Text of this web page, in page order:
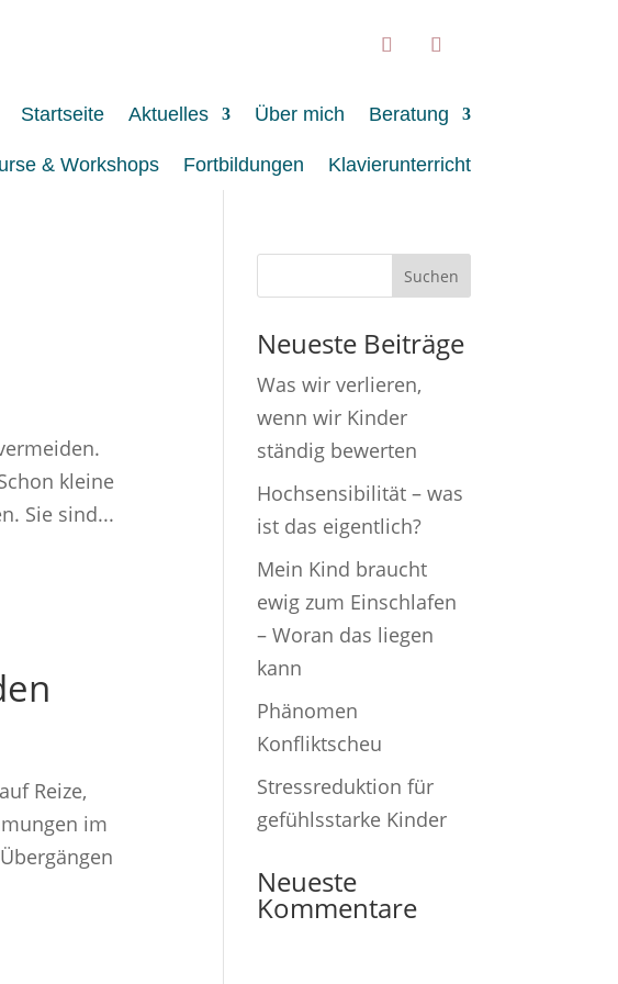
Startseite Aktuelles Über mich Beratung
& Workshops Fortbildungen Klavierunterricht
kleine
Sie sind...
Reize,
im
Neueste Beiträge
Was wir verlieren,
wenn wir Kinder
ständig bewerten
Hochsensibilität – was
ist das eigentlich?
Mein Kind braucht
ewig zum Einschlafen
– Woran das liegen
kann
Phänomen
Konfliktscheu
Stressreduktion für
gefühlsstarke Kinder
Neueste
Kommentare